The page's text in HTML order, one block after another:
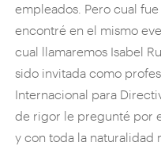
empleados. Pero cual
encontré en el mismo
cual llamaremos Isabel
sido invitada como
Internacional para
de rigor le pregunté por
y con toda la naturalidad